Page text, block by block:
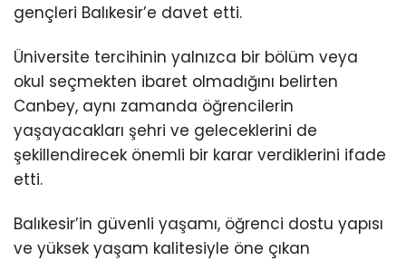
gençleri Balıkesir’e davet etti.
Üniversite tercihinin yalnızca bir bölüm veya
okul seçmekten ibaret olmadığını belirten
Canbey, aynı zamanda öğrencilerin
yaşayacakları şehri ve geleceklerini de
şekillendirecek önemli bir karar verdiklerini ifade
etti.
Balıkesir’in güvenli yaşamı, öğrenci dostu yapısı
ve yüksek yaşam kalitesiyle öne çıkan